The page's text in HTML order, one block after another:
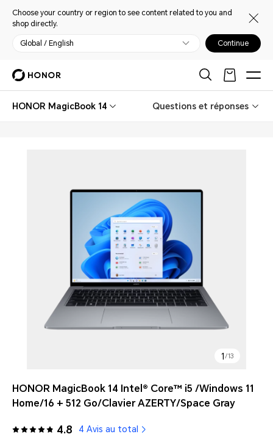
Choose your country or region to see content related to you and
shop directly.
Global / English Continue
HONOR MagicBook 14 Questions et réponses
1 /13
HONOR MagicBook 14 Intel® Core™ i5 /Windows 11
Home/16 + 512 Go/Clavier AZERTY/Space Gray
4.8 4 Avis au total